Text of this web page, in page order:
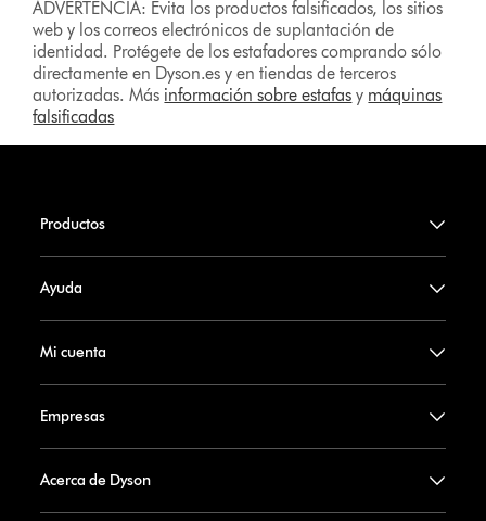
ADVERTENCIA: Evita los productos falsificados, los sitios
web y los correos electrónicos de suplantación de
identidad. Protégete de los estafadores comprando sólo
directamente en Dyson.es y en tiendas de terceros
autorizadas. Más información sobre estafas y máquinas
falsificadas
Productos
Ayuda
Mi cuenta
Empresas
Acerca de Dyson